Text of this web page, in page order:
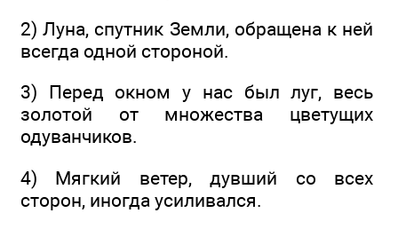
2) Луна, спутник Земли, обращена к ней
всегда одной стороной.
3) Перед окном у нас был луг, весь
золотой от множест­ва цветущих
одуванчиков.
4) Мягкий ветер, дувший со всех
сторон, иногда усили­вался.